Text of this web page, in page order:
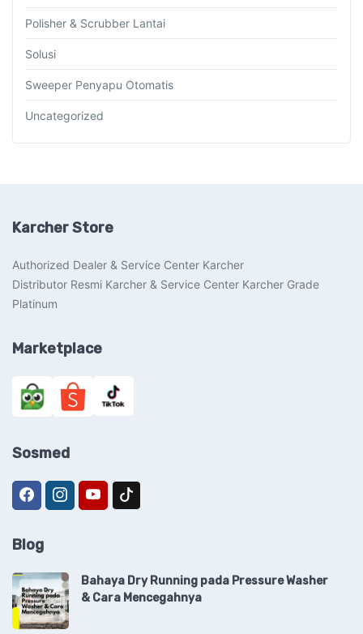
Polisher & Scrubber Lantai
Solusi
Sweeper Penyapu Otomatis
Uncategorized
Karcher Store
Authorized Dealer & Service Center Karcher
Distributor Resmi Karcher & Service Center Karcher Grade
Platinum
Marketplace
Sosmed
Blog
Bahaya Dry Running pada Pressure Washer
& Cara Mencegahnya